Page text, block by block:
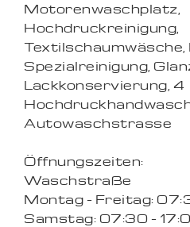
Motorenwaschplatz,
Hochdruckreinigung,
Textilschaumwäsche,
Spezialreinigung,
Lackkonservierung, 4
Autowaschstrasse
Öffnungszeiten:
Waschstraße
Montag - Freitag:
Samstag: 07:30 -